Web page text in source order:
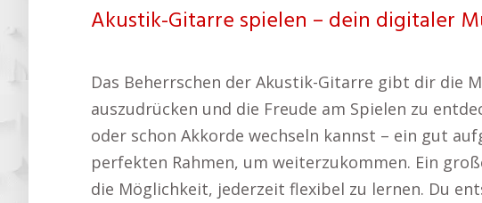
Akustik-Gitarre spielen – dein digitaler
Das Beherrschen der Akustik-Gitarre gibt dir die
auszudrücken und die Freude am Spielen zu
oder schon Akkorde wechseln kannst – ein gut
perfekten Rahmen, um weiterzukommen. Ein
die Möglichkeit, jederzeit flexibel zu lernen. Du